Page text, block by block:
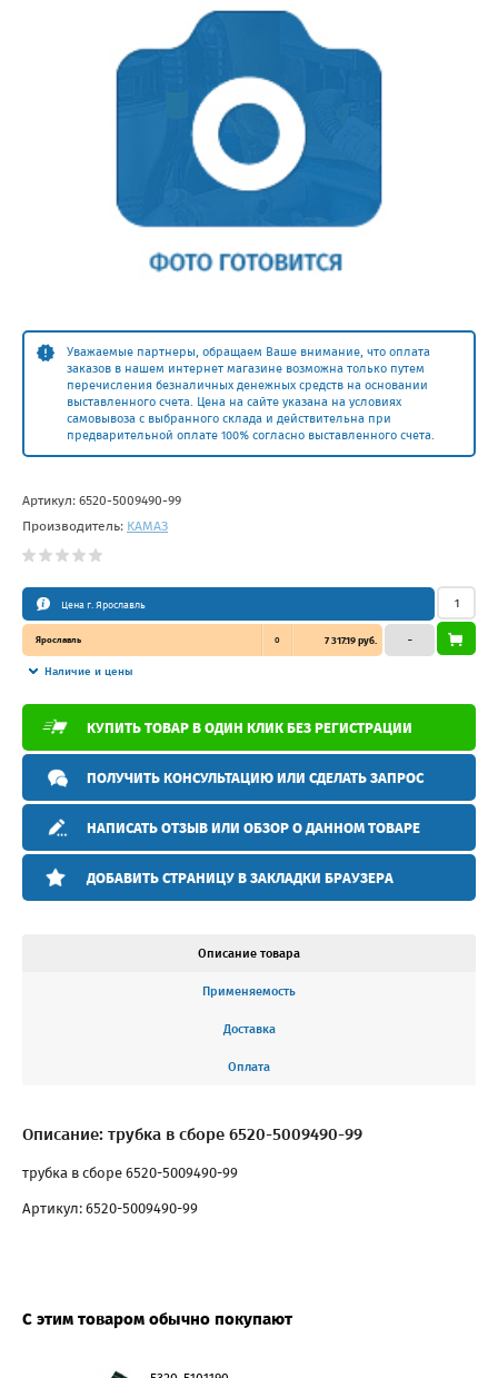
Уважаемые партнеры, обращаем Ваше внимание, что оплата
заказов в нашем интернет магазине возможна только путем
перечисления безналичных денежных средств на основании
выставленного счета. Цена на сайте указана на условиях
самовывоза с выбранного склада и действительна при
предварительной оплате 100% согласно выставленного счета.
Артикул: 6520-5009490-99
Производитель: КАМАЗ
Цена г. Ярославль
Ярославль 0 7 317.19 руб.
Наличие и цены
–
КУПИТЬ ТОВАР В ОДИН КЛИК БЕЗ РЕГИСТРАЦИИ
ПОЛУЧИТЬ КОНСУЛЬТАЦИЮ ИЛИ СДЕЛАТЬ ЗАПРОС
НАПИСАТЬ ОТЗЫВ ИЛИ ОБЗОР О ДАННОМ ТОВАРЕ
ДОБАВИТЬ СТРАНИЦУ В ЗАКЛАДКИ БРАУЗЕРА
Описание товара
Применяемость
Доставка
Оплата
Описание: трубка в сборе 6520-5009490-99
трубка в сборе 6520-5009490-99
Артикул: 6520-5009490-99
С этим товаром обычно покупают